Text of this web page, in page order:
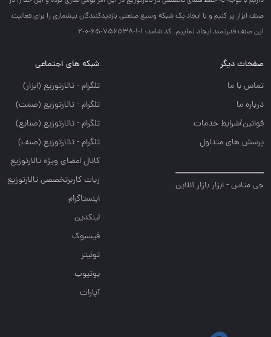
صنف ابزار پر كنيم و با ايجاد يك شبكه وسيع صنعتي بازديدكنندگان بيشماري را براي فعاليت
اين صنف قدرتمند ايجاد نماييم. کد شامد: 1-1-756538-65-0-2
صفحات دیگر
تماس با ما
درباره ما
قوانین/شرایط خدمات
پرسش های متداول
جی متاس - ابزار بازار آنلاین
شبکه های اجتماعی
تلگرام - تالارتوزيع (ابزار)
تلگرام - تالارتوزيع (صمت)
تلگرام - تالارتوزيع (صنايع)
تلگرام - تالارتوزیع (صنف)
کانال اعضای ویژه تالارتوزیع
ربات کاربرتخصصی تالارتوزیع
اینستاگرام
لینکدین
فیسبوک
توئیتر
یوتیوب
آپارات